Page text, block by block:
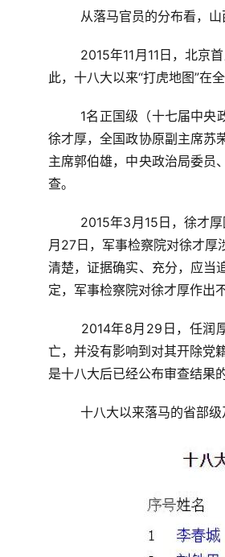
从落马官员的分布看，
2015年11月11日，北京
此，十八大以来“打虎地图”在
1名正国级（十七届中央
徐才厚，全国政协原副主席苏
主席郭伯雄，中央政治局委员
查。
2015年3月15日，徐才
月27日，军事检察院对徐才厚
清楚，证据确实、充分，应当
定，军事检察院对徐才厚作出
2014年8月29日，任润
亡，并没有影响到对其开除党
是十八大后已经公布审查结果
十八大以来落马的省部